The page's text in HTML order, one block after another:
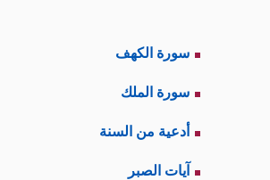
سورة الكهف
سورة الملك
أدعية من السنة
آيات الصبر